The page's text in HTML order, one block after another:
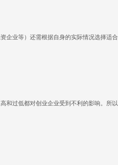
业等）还需根据自身的实际情况选择适合
过低都对创业企业受到不利的影响。所以